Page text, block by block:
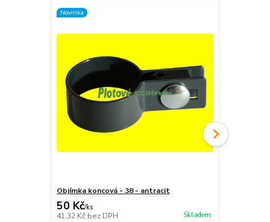
Novinka
Objímka koncová - 38 - antracit
50 Kč/ks
41,32 Kč bez DPH Skladem